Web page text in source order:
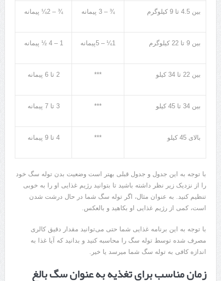
بین 4.5 تا 9 کیلوگرم ¾ – 3 پیمانه ¾ – 2¼ پیمانه
بین 9 تا 22 کیلوگرم 1¼ – 5 پیمانه 1 – 4 ½ پیمانه
بین 22 تا 34 کیلو ***
2 تا6 پیمانه
بین 34 تا 45 کیلو ***
3 تا7 پیمانه
بالای 45 کیلو ***
4 تا9 پیمانه
با توجه به این جدول و جدول قبلی بهتر است وضعیت بدن توله سگ خود
را از نزدیک زیر نظر داشته باشید تا بتوانید رژیم غذایی او را به خوبی
تنظیم کنید
به عنوان مثال، اگر توله سگ شما در حال درشت شدن
است، کمی از رژیم غذایی او بکاهید و بالعکس
با توجه به این برنامه غذایی شما حتی می‌توانید مقدار دقیق کالری
مصرف شده توسط توله سگ را محاسبه کنید و بدانید که آیا غذا به
اندازه کافی به توله سگ شما میرسد یا خیر
زمان مناسب برای تغذیه به عنوان سگ بالغ